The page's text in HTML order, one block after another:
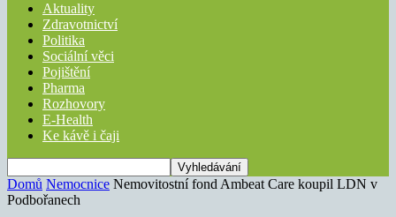
Aktuality
Zdravotnictví
Politika
Sociální věci
Pojištění
Pharma
Rozhovory
E-Health
Ke kávě i čaji
Domů Nemocnice Nemovitostní fond Ambeat Care koupil LDN v
Podbořanech